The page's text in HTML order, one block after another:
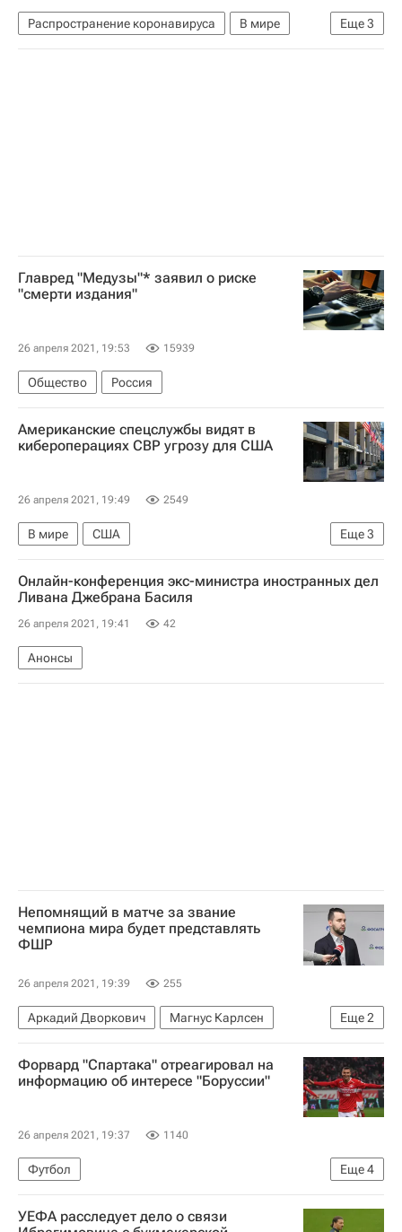
Еще3
Распространение коронавируса
В мире
Турция
Коронавирусы
Главред "Медузы"* заявил о риске
"смерти издания"
26 апреля 2021, 19:53 15939
Общество Россия
Американские спецслужбы видят в
кибероперациях СВР угрозу для США
26 апреля 2021, 19:49 2549
Еще3
В мире
США
Служба внешней разведки Российской Федерации (СВР России)
Министерство внутренней безопасности США
ФБР
Онлайн-конференция экс-министра иностранных дел
Ливана Джебрана Басиля
26 апреля 2021, 19:41 42
Анонсы
Непомнящий в матче за звание
чемпиона мира будет представлять
ФШР
26 апреля 2021, 19:39 255
Еще2
Аркадий Дворкович
Магнус Карлсен
Ян Непомнящий
Шахматы
Форвард "Спартака" отреагировал на
информацию об интересе "Боруссии"
26 апреля 2021, 19:37 1140
Еще4
Футбол
РПЛ 2026-2027 (Чемпионат России по футболу)
Спартак Москва
Боруссия (Дортмунд)
УЕФА расследует дело о связи